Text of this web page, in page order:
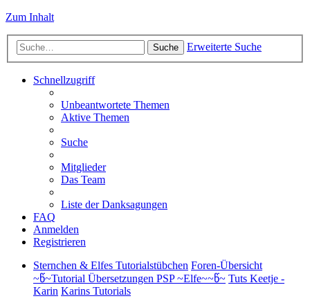
Zum Inhalt
Suche Erweiterte Suche
Schnellzugriff
Unbeantwortete Themen
Aktive Themen
Suche
Mitglieder
Das Team
Liste der Danksagungen
FAQ
Anmelden
Registrieren
Sternchen & Elfes Tutorialstübchen Foren-Übersicht
~წ~Tutorial Übersetzungen PSP ~Elfe~~წ~ Tuts Keetje -
Karin Karins Tutorials